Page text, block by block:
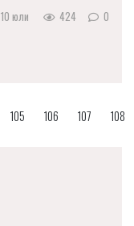
10 юли 424 0
105 106 107 108